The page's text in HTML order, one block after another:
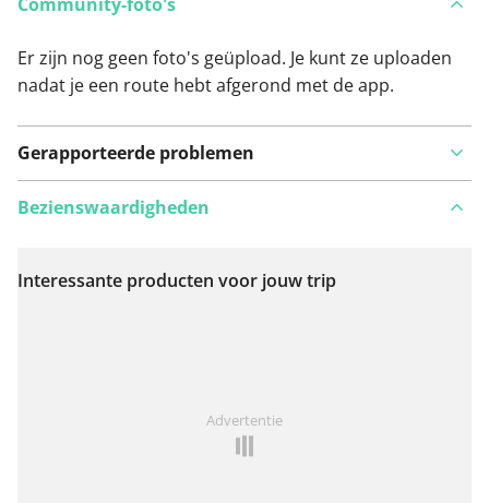
Er zijn nog geen foto's geüpload. Je kunt ze uploaden
nadat je een route hebt afgerond met de app.
Gerapporteerde problemen
Bekijk op kaart
Bezienswaardigheden
Interessante producten voor jouw trip
Advertentie